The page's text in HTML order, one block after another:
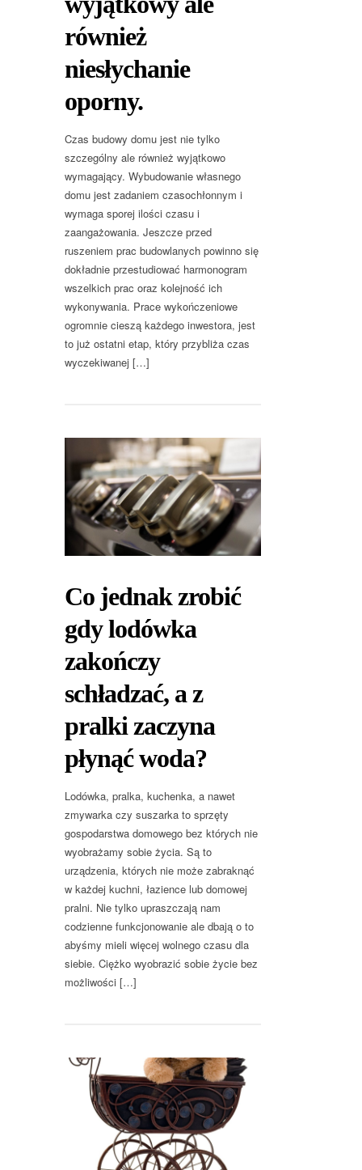
również
niesłychanie
oporny.
Czas budowy domu jest nie tylko
szczególny ale również wyjątkowo
wymagający. Wybudowanie własnego
domu jest zadaniem czasochłonnym i
wymaga sporej ilości czasu i
zaangażowania. Jeszcze przed
ruszeniem prac budowlanych powinno się
dokładnie przestudiować harmonogram
wszelkich prac oraz kolejność ich
wykonywania. Prace wykończeniowe
ogromnie cieszą każdego inwestora, jest
to już ostatni etap, który przybliża czas
wyczekiwanej […]
Co jednak zrobić
gdy lodówka
zakończy
schładzać, a z
pralki zaczyna
płynąć woda?
Lodówka, pralka, kuchenka, a nawet
zmywarka czy suszarka to sprzęty
gospodarstwa domowego bez których nie
wyobrażamy sobie życia. Są to
urządzenia, których nie może zabraknąć
w każdej kuchni, łazience lub domowej
pralni. Nie tylko upraszczają nam
codzienne funkcjonowanie ale dbają o to
abyśmy mieli więcej wolnego czasu dla
siebie. Ciężko wyobrazić sobie życie bez
możliwości […]